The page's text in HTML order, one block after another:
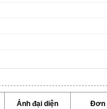
Ảnh đại diện Đơn